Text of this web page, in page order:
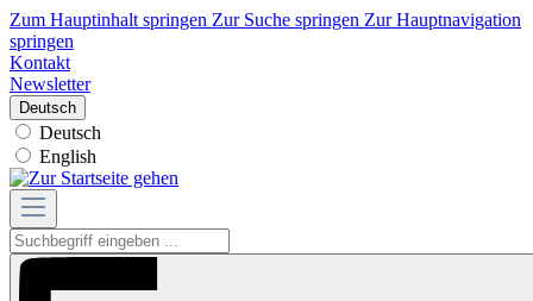
Zum Hauptinhalt springen Zur Suche springen Zur Hauptnavigation
springen
Kontakt
Newsletter
Deutsch
Deutsch
English